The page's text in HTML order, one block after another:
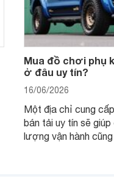
Mua đồ chơi phụ
ở đâu uy tín?
16/06/2026
Một địa chỉ cung
bán tải uy tín sẽ
lượng vận hành